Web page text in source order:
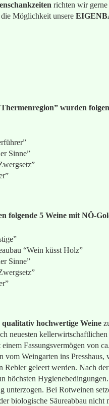
richten wir
die Möglichkeit unsere
wurden
Sinne”
folgende 5 Weine mit NÖ-
“Wein küsst Holz”
Sinne”
qualitativ hochwertige Weine
neuesten
Fassungsvermögen von
vom Weingarten ins
Rebler geleert werden. Nach
höchsten
unterzogen. Bei Rotweinen
biologische Säureabbau nicht